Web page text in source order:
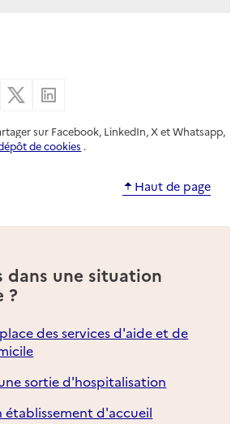
par email
Partager sur Facebook
Partager sur X
sur Facebook, LinkedIn, X et Whatsapp,
de cookies .
Haut de page
dans une situation
?
des services d'aide et de
sortie d'hospitalisation
établissement d'accueil